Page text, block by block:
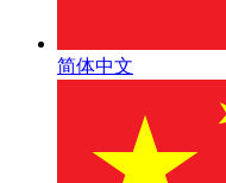
简体中文